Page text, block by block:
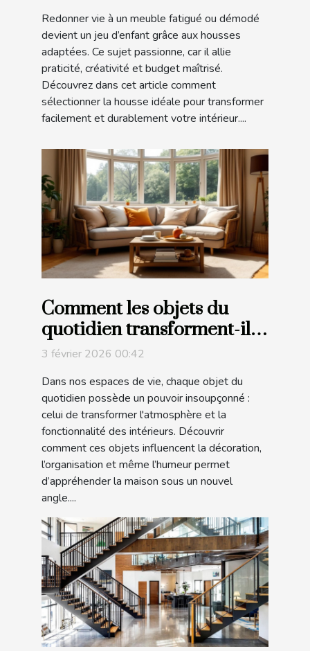
Redonner vie à un meuble fatigué ou démodé
devient un jeu d’enfant grâce aux housses
adaptées. Ce sujet passionne, car il allie
praticité, créativité et budget maîtrisé.
Découvrez dans cet article comment
sélectionner la housse idéale pour transformer
facilement et durablement votre intérieur....
Comment les objets du
quotidien transforment-ils
nos intérieurs ?
3 février 2026 00:42
Dans nos espaces de vie, chaque objet du
quotidien possède un pouvoir insoupçonné :
celui de transformer l'atmosphère et la
fonctionnalité des intérieurs. Découvrir
comment ces objets influencent la décoration,
l’organisation et même l’humeur permet
d’appréhender la maison sous un nouvel
angle....